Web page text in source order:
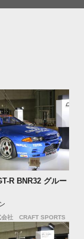
R BNR32 グルー
会社 CRAFT SPORTS